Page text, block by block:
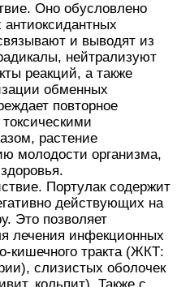
Оно обусловлено
и выводят из
нейтрализуют
реакций, а также
обменных
повторное
растение
молодости организма,
Портулак содержит
действующих на
Это позволяет
лечения инфекционных
кишечного тракта (ЖКТ:
слизистых оболочек